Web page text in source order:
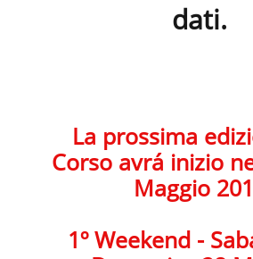
dati.
La prossima
Corso avrá inizio
Maggio
1º Weekend -